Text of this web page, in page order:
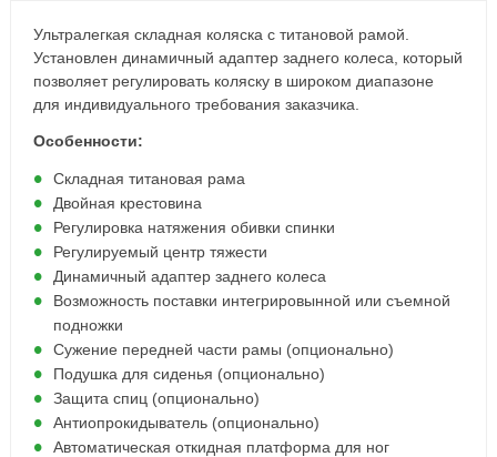
Ультралегкая складная коляска с титановой рамой.
Установлен динамичный адаптер заднего колеса, который
позволяет регулировать коляску в широком диапазоне
для индивидуального требования заказчика.
Особенности:
Складная титановая рама
Двойная крестовина
Регулировка натяжения обивки спинки
Регулируемый центр тяжести
Динамичный адаптер заднего колеса
Возможность поставки интегрировынной или съемной
подножки
Сужение передней части рамы (опционально)
Подушка для сиденья (опционально)
Защита спиц (опционально)
Антиопрокидыватель (опционально)
Автоматическая откидная платформа для ног